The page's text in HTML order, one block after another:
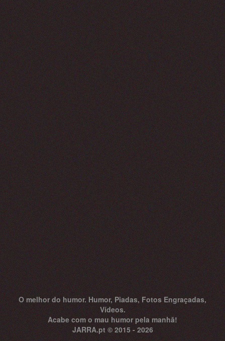
O melhor do humor. Humor, Piadas, Fotos Engraçadas,
Vídeos.
Acabe com o mau humor pela manhă!
JARRA.pt © 2015 - 2026